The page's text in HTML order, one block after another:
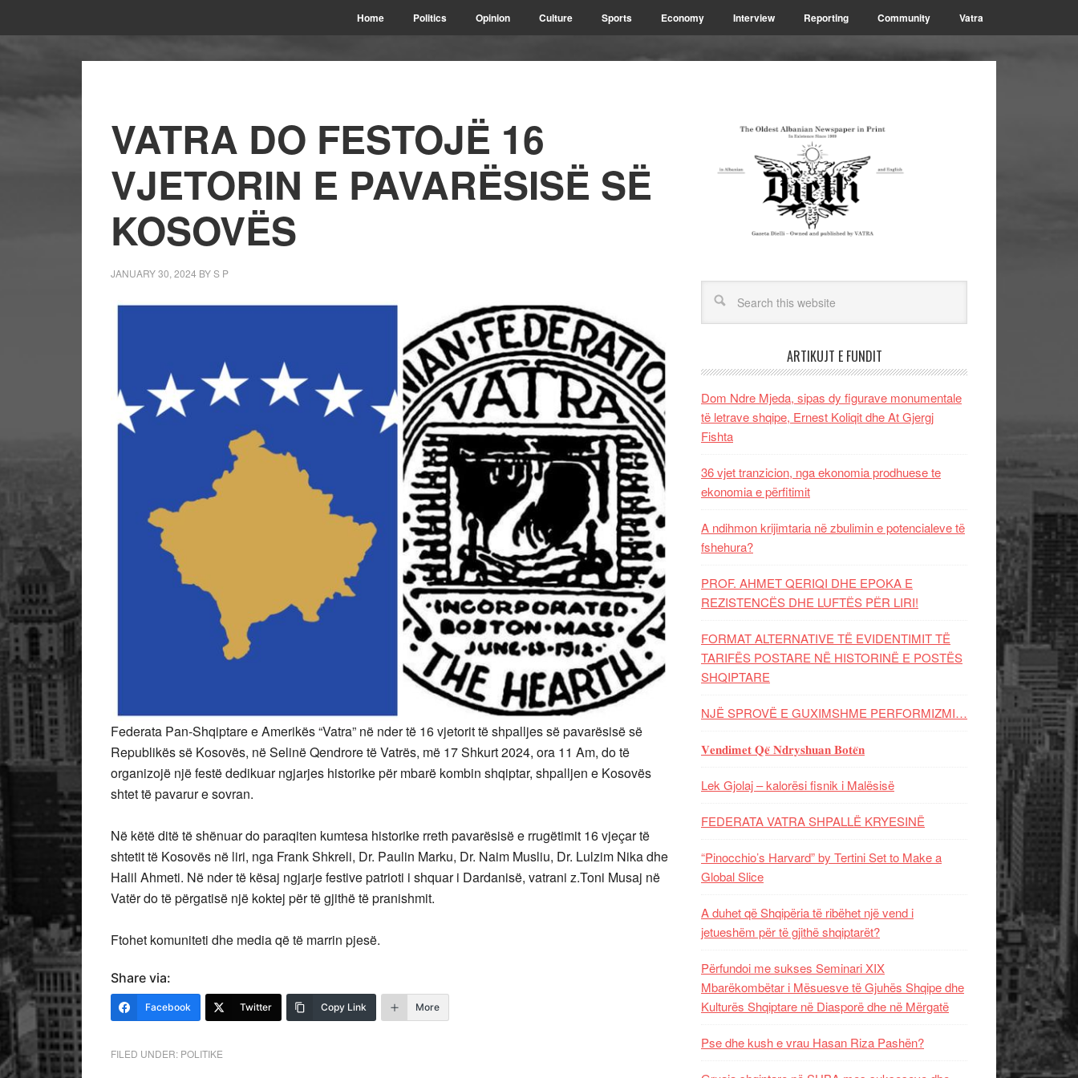
Home Politics Opinion Culture Sports Economy Interview Reporting Community Vatra
VATRA DO FESTOJË 16
VJETORIN E PAVARËSISË SË
KOSOVËS
JANUARY 30, 2024 BYS P
Federata Pan-Shqiptare e Amerikës “Vatra” në nder të 16 vjetorit të shpalljes së pavarësisë së
Republikës së Kosovës, në Selinë Qendrore të Vatrës, më 17 Shkurt 2024, ora 11 Am, do të
organizojë një festë dedikuar ngjarjes historike për mbarë kombin shqiptar, shpalljen e Kosovës
shtet të pavarur e sovran.
Në këtë ditë të shënuar do paraqiten kumtesa historike rreth pavarësisë e rrugëtimit 16 vjeçar të
shtetit të Kosovës në liri, nga Frank Shkreli, Dr. Paulin Marku, Dr. Naim Musliu, Dr. Lulzim Nika dhe
Halil Ahmeti. Në nder të kësaj ngjarje festive patrioti i shquar i Dardanisë, vatrani z.Toni Musaj në
Vatër do të përgatisë një koktej për të gjithë të pranishmit.
Ftohet komuniteti dhe media që të marrin pjesë.
Share via:
Facebook Twitter Copy Link More
FILED UNDER: POLITIKE
ARTIKUJT E FUNDIT
Dom Ndre Mjeda, sipas dy figurave monumentale
të letrave shqipe, Ernest Koliqit dhe At Gjergj
Fishta
36 vjet tranzicion, nga ekonomia prodhuese te
ekonomia e përfitimit
A ndihmon krijimtaria në zbulimin e potencialeve të
fshehura?
PROF. AHMET QERIQI DHE EPOKA E
REZISTENCЁS DHE LUFTЁS PЁR LIRI!
FORMAT ALTERNATIVE TË EVIDENTIMIT TË
TARIFËS POSTARE NË HISTORINË E POSTËS
SHQIPTARE
NJË SPROVË E GUXIMSHME PERFORMIZMI…
𝐕𝐞𝐧𝐝𝐢𝐦𝐞𝐭 𝐐𝐞̈ 𝐍𝐝𝐫𝐲𝐬𝐡𝐮𝐚𝐧 𝐁𝐨𝐭𝐞̈𝐧
Lek Gjolaj – kalorësi fisnik i Malësisë
FEDERATA VATRA SHPALLË KRYESINË
“Pinocchio’s Harvard” by Tertini Set to Make a
Global Slice
A duhet që Shqipëria të ribëhet një vend i
jetueshëm për të gjithë shqiptarët?
Përfundoi me sukses Seminari XIX
Mbarëkombëtar i Mësuesve të Gjuhës Shqipe dhe
Kulturës Shqiptare në Diasporë dhe në Mërgatë
Pse dhe kush e vrau Hasan Riza Pashën?